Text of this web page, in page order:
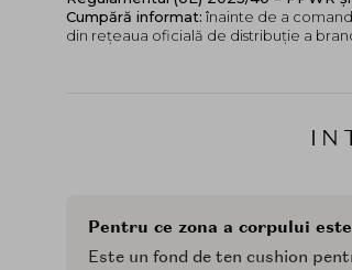
Cumpără informat: înainte de a
din rețeaua oficială de distribuție a
Pentru ce zona a corpului
Este un fond de ten cushion